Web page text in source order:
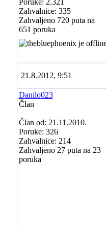
Poruke: 2.321
Zahvalnice: 335
Zahvaljeno 720 puta na
651 poruka
21.8.2012, 9:51
Danilo023
Član
Član od: 21.11.2010.
Poruke: 326
Zahvalnice: 214
Zahvaljeno 27 puta na 23
poruka